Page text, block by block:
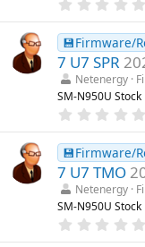
💾Firmware/
7 U7 SPR
Netenergy
SM-N950U Stock
💾Firmware/
7 U7 TMO
Netenergy
SM-N950U